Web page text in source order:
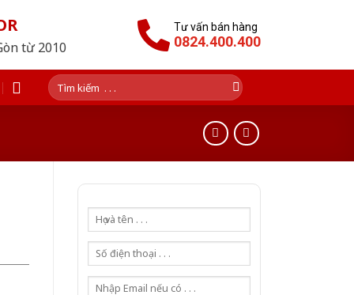
từ 2010
Tư vấn bán hàng
0824.400.400
Tìm
kiếm: